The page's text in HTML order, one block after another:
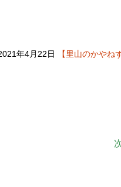
年4月22日 【里山のかやね